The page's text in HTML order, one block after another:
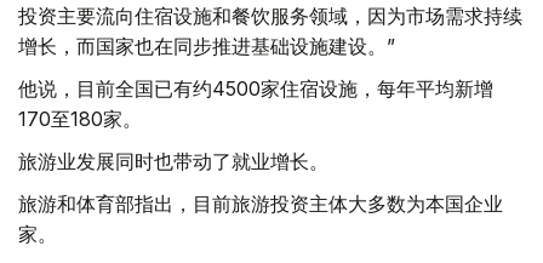
投资主要流向住宿设施和餐饮服务领域，因为市场需求持续
增长，而国家也在同步推进基础设施建设。”
他说，目前全国已有约4500家住宿设施，每年平均新增
170至180家。
旅游业发展同时也带动了就业增长。
旅游和体育部指出，目前旅游投资主体大多数为本国企业
家。